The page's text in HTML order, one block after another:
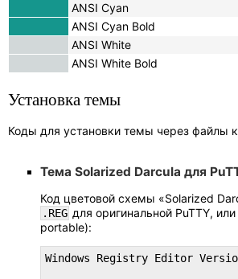
ANSI Cyan
ANSI Cyan Bold
ANSI White
ANSI White Bold
Установка темы
Коды для установки темы через файлы
Тема Solarized Darcula для
Код цветовой схемы «Solarized
.REG для оригинальной PuTTY,
portable):
Windows Registry Editor